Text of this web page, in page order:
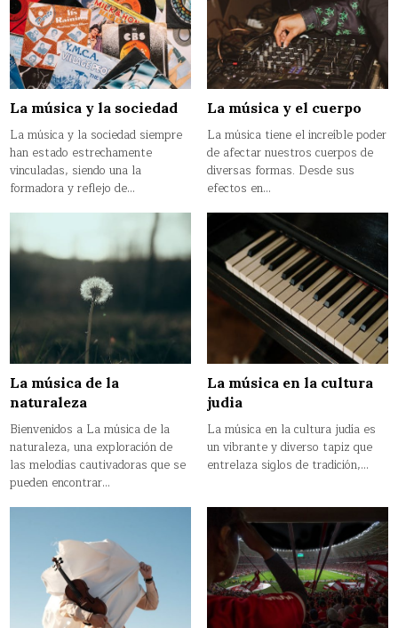
La música y la sociedad
La música y la sociedad siempre
han estado estrechamente
vinculadas, siendo una la
formadora y reflejo de…
La música y el cuerpo
La música tiene el increíble poder
de afectar nuestros cuerpos de
diversas formas. Desde sus
efectos en…
La música de la
naturaleza
Bienvenidos a La música de la
naturaleza, una exploración de
las melodías cautivadoras que se
pueden encontrar…
La música en la cultura
judia
La música en la cultura judía es
un vibrante y diverso tapiz que
entrelaza siglos de tradición,…